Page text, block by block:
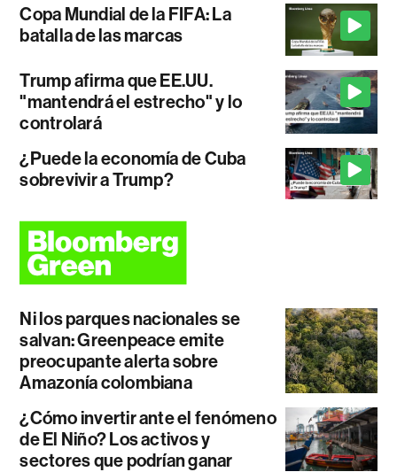
Copa Mundial de la FIFA: La
batalla de las marcas
Trump afirma que EE.UU.
"mantendrá el estrecho" y lo
controlará
¿Puede la economía de Cuba
sobrevivir a Trump?
Ni los parques nacionales se
salvan: Greenpeace emite
preocupante alerta sobre
Amazonía colombiana
¿Cómo invertir ante el fenómeno
de El Niño? Los activos y
sectores que podrían ganar